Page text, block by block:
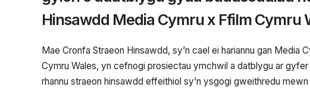
Hinsawdd Media Cymru x Ffilm Cymru
Mae Cronfa Straeon Hinsawdd, sy’n cael ei hariannu gan Media
Cymru Wales, yn cefnogi prosiectau ymchwil a datblygu ar
rhannu straeon hinsawdd effeithiol sy’n ysgogi gweithredu